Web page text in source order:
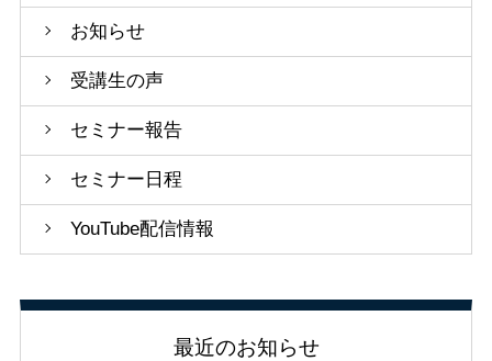
お知らせ
受講生の声
セミナー報告
セミナー日程
YouTube配信情報
最近のお知らせ